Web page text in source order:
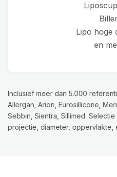
Lipo hoge
en
Inclusief meer dan 5.000
Allergan, Arion, Eurosillicone,
Sebbin, Sientra, Sillimed.
projectie, diameter, oppervlakte,